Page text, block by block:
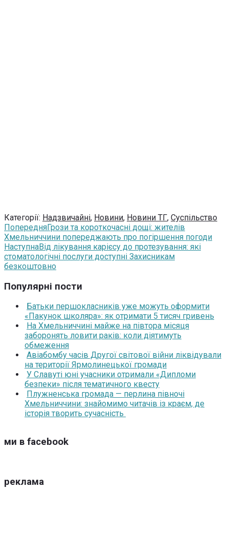
Категорії: Надзвичайні, Новини, Новини ТГ, Суспільство
ПопередняГрози та короткочасні дощі: жителів
Хмельниччини попереджають про погіршення погоди
НаступнаВід лікування карієсу до протезування: які
стоматологічні послуги доступні Захисникам
безкоштовно
Популярні пости
Батьки першокласників уже можуть оформити
«Пакунок школяра»: як отримати 5 тисяч гривень
На Хмельниччині майже на півтора місяця
заборонять ловити раків: коли діятимуть
обмеження
Авіабомбу часів Другої світової війни ліквідували
на території Ярмолинецької громади
У Славуті юні учасники отримали «Дипломи
безпеки» після тематичного квесту
Плужненська громада — перлина півночі
Хмельниччини: знайомимо читачів із краєм, де
історія творить сучасність
ми в facebook
реклама